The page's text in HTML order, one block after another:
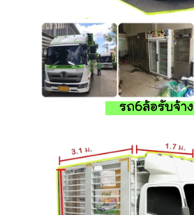
รถ6ล้อรับจ้าง